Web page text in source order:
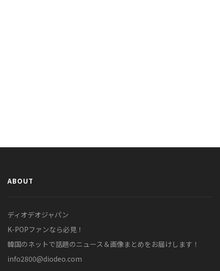
ABOUT
ディオデオジャパン
K-POPファンなら必見！
韓国のネットで話題のニュース＆画像まとめをお届けします！
info2800@diodeo.com